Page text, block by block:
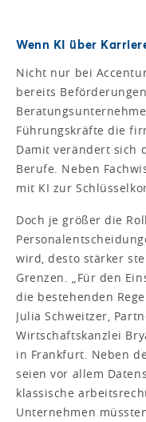
Wenn KI über
Nicht nur bei
bereits
Führungskräfte die
Damit verändert sich
Berufe. Neben
mit KI zur
Doch je größer die
wird, desto stärker
Grenzen. „Für den
die bestehenden
Julia Schweitzer,
Wirtschaftskanzlei
in Frankfurt. Neben
seien vor allem
klassische
Unternehmen